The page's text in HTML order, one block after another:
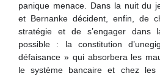
panique menace. Dans la nuit du
et Bernanke décident, enfin, de
stratégie et de s’engager dans
possible : la constitution
défaisance » qui absorbera les
le système bancaire et chez les